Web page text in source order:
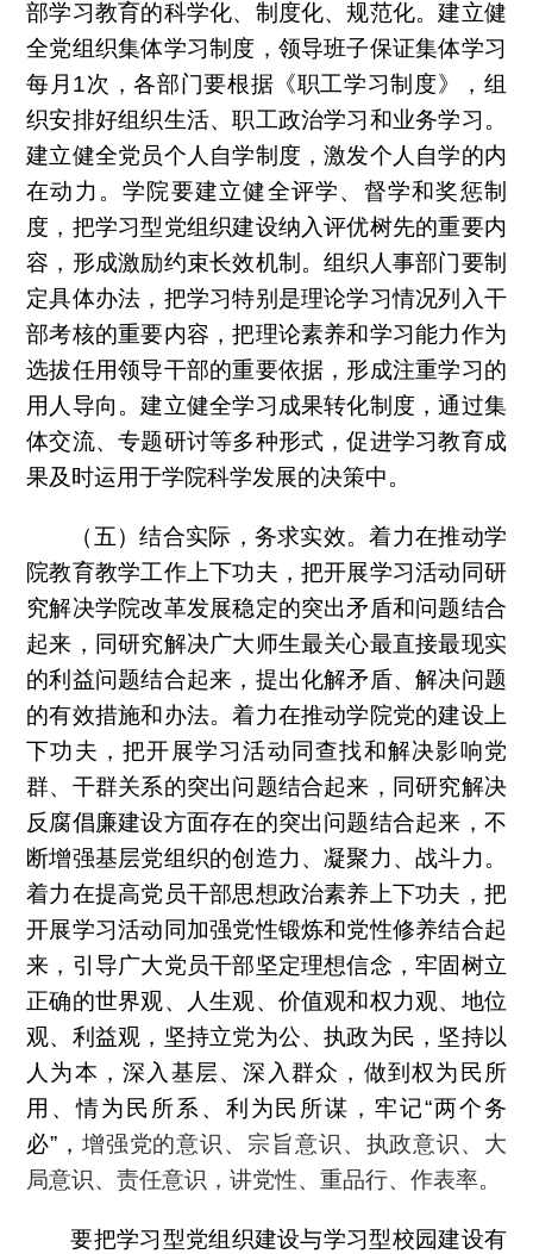
部学习教育的科学化、制度化、规范化。建立健
全党组织集体学习制度，领导班子保证集体学习
每月 1次，各部门要根据《职工学习制度》，组
织安排好组织生活、职工政治学习和业务学习。
建立健全党员个人自学制度，激发个人自学的内
在动力。学院要建立健全评学、督学和奖惩制
度，把学习型党组织建设纳入评优树先的重要内
容，形成激励约束长效机制。组织人事部门要制
定具体办法，把学习特别是理论学习情况列入干
部考核的重要内容，把理论素养和学习能力作为
选拔任用领导干部的重要依据，形成注重学习的
用人导向。建立健全学习成果转化制度，通过集
体交流、专题研讨等多种形式，促进学习教育成
果及时运用于学院科学发展的决策中。
（五）结合实际，务求实效。着力在推动学
院教育教学工作上下功夫，把开展学习活动同研
究解决学院改革发展稳定的突出矛盾和问题结合
起来，同研究解决广大师生最关心最直接最现实
的利益问题结合起来，提出化解矛盾、解决问题
的有效措施和办法。着力在推动学院党的建设上
下功夫，把开展学习活动同查找和解决影响党
群、干群关系的突出问题结合起来，同研究解决
反腐倡廉建设方面存在的突出问题结合起来，不
断增强基层党组织的创造力、凝聚力、战斗力。
着力在提高党员干部思想政治素养上下功夫，把
开展学习活动同加强党性锻炼和党性修养结合起
来，引导广大党员干部坚定理想信念，牢固树立
正确的世界观、人生观、价值观和权力观、地位
观、利益观，坚持立党为公、执政为民，坚持以
人为本，深入基层、深入群众，做到权为民所
用、情为民所系、利为民所谋，牢记“两个务
必”， 增强党的意识、宗旨意识、执政意识、大
局意识、责任意识，讲党性、重品行、作表率。
要把学习型党组织建设与学习型校园建设有